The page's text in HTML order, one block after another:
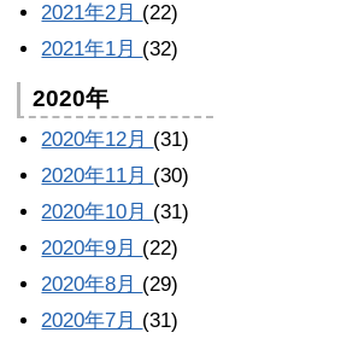
2021年2月 (22)
2021年1月 (32)
2020年
2020年12月 (31)
2020年11月 (30)
2020年10月 (31)
2020年9月 (22)
2020年8月 (29)
2020年7月 (31)